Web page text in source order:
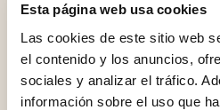
Esta página web usa cookies
Las cookies de este sitio web
el contenido y los anuncios,
sociales y analizar el tráfico.
información sobre el uso que